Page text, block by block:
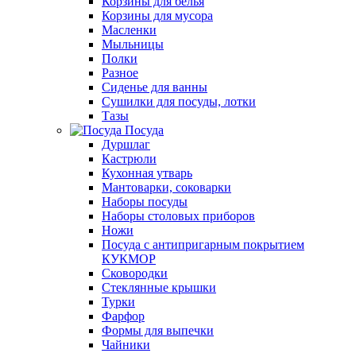
Корзины для мусора
Масленки
Мыльницы
Полки
Разное
Сиденье для ванны
Сушилки для посуды, лотки
Тазы
Посуда
Дуршлаг
Кастрюли
Кухонная утварь
Мантоварки, соковарки
Наборы посуды
Наборы столовых приборов
Ножи
Посуда с антипригарным покрытием
КУКМОР
Сковородки
Стеклянные крышки
Турки
Фарфор
Формы для выпечки
Чайники